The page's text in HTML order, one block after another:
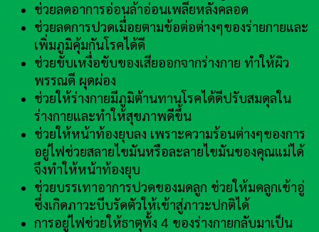
ช่วยลดอาการอ่อนล้าอ่อนเพลียหลังคลอด
ช่วยลดการปวดเมื่อยตามข้อต่อต่างๆของร่ายกายและ
เพิ่มภูมิคุ้มกันโรคได้ดี
ช่วยขับเหงื่อขับของเสียออกจากร่างกาย ทำให้ผิว
พรรณดี ผุดผ่อง
ช่วยให้ร่างกายมีภูมิต้านทานโรคได้ดีปรับสมดุลใน
ร่างกายและทำให้สุขภาพดีขึ้น
ช่วยให้หน้าท้องยุบลง เพราะความร้อนต่างๆของการ
อยู่ไฟช่วยสลายไขมันหรือละลายไขมันของคุณแม่ได้
จึงทำให้หน้าท้องยุบ
ช่วยบรรเทาอาการปวดของมดลูก ช่วยให้มดลูกเข้าอู่
ซึ่งเกิดภาวะบีบรัดตัวให้เข้าสู่ภาวะปกติได้
การอยู่ไฟช่วยให้ธาตุทั้ง 4 ของร่างกายกลับมาเป็น